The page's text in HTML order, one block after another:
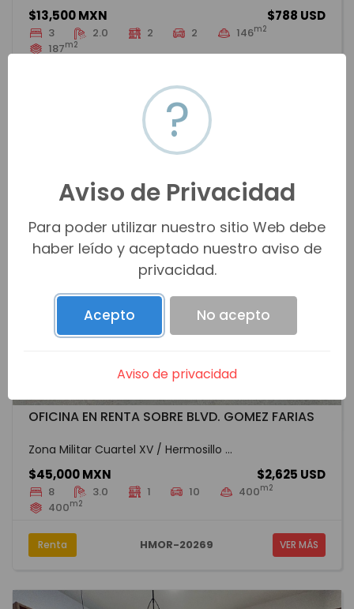
$13,500 MXN $788 USD
3 2.0 2 2 146m2
187m2
HMOR-20204
OFICINA EN RENTA SOBRE BLVD. GOMEZ FARIAS
Zona Militar Cuartel XV / Hermosillo ...
$45,000 MXN $2,625 USD
8 3.0 1 10 400m2
400m2
Renta HMOR-20269 VER MÁS
?
Aviso de Privacidad
Para poder utilizar nuestro sitio Web debe
haber leído y aceptado nuestro aviso de
privacidad.
Acepto No acepto
Aviso de privacidad